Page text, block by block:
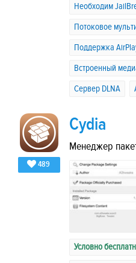
Необходим
Потоковое
Поддержка
Встроенный
Сервер DLNA
489
Cydia
Менеджер
Условно